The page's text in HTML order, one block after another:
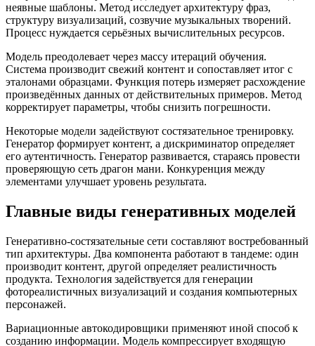
неявные шаблоны. Метод исследует архитектуру фраз,
структуру визуализаций, созвучие музыкальных творений.
Процесс нуждается серьёзных вычислительных ресурсов.
Модель преодолевает через массу итераций обучения.
Система производит свежий контент и сопоставляет итог с
эталонами образцами. Функция потерь измеряет расхождение
произведённых данных от действительных примеров. Метод
корректирует параметры, чтобы снизить погрешности.
Некоторые модели задействуют состязательное тренировку.
Генератор формирует контент, а дискриминатор определяет
его аутентичность. Генератор развивается, стараясь провести
проверяющую сеть драгон мани. Конкуренция между
элементами улучшает уровень результата.
Главные виды генеративных моделей
Генеративно-состязательные сети составляют востребованный
тип архитектуры. Два компонента работают в тандеме: один
производит контент, другой определяет реалистичность
продукта. Технология задействуется для генерации
фотореалистичных визуализаций и создания компьютерных
персонажей.
Вариационные автокодировщики применяют иной способ к
созданию информации. Модель компрессирует входящую